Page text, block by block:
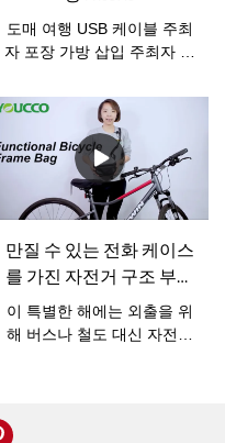
디자인의 좋은 아이디어는
장소를 낭비하지 않습니다.
다!지금 MOQ 100pcs 가격
및 무료 샘플에 대해 문의하
십시오.
도매 여행 USB 케이블 주최
자 포장 가방 삽입 주최자 액
오거나이저 백이 만들어집니
다방수 소재, 고품질. 가방 전
체에 5mm PE 폼이있어 내부
의 모든 것을 잘 보호합니다.
후크는 여행할 때 휴대하기
쉽습니다. 내부 : 작은 메쉬
이 있습니다.& 여행용 USB
케이블, 이어폰 케이블, 충전
기, 보조 배터리 및 기타 작은
물건을 넣을 수 있는 1개의
만질 수 있는 전화 케이스
를 가진 자전거 구조 부대
방수 자전거
이 특별한 해에는 외출을 위
해 버스나 철도 대신 자전거
좋은 기능의 자전거 가방 -